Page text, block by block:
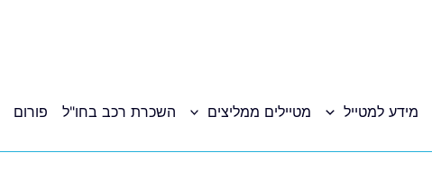
מידע למטייל מטיילים ממליצים השכרת רכב בחו"ל פורום